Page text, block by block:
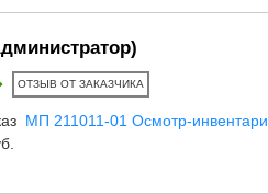
ОТЗЫВ ОТ ЗАКАЗЧИКА
МП 211011-01 Осмотр-